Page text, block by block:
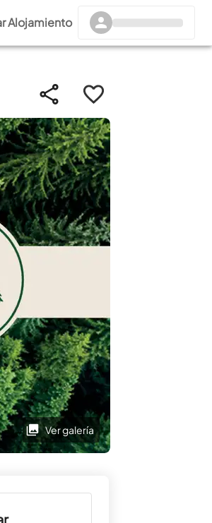
Alojamiento
Ver galería